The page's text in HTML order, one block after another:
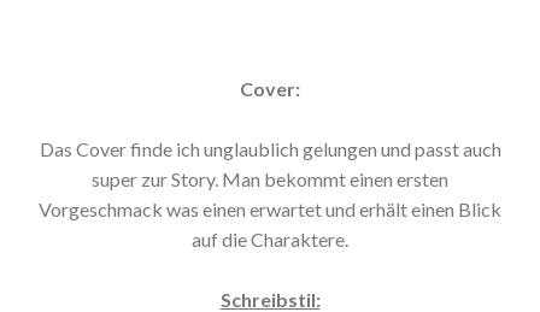
Cover:
Das Cover finde ich unglaublich gelungen und passt auch
super zur Story. Man bekommt einen ersten
Vorgeschmack was einen erwartet und erhält einen Blick
auf die Charaktere.
Schreibstil: